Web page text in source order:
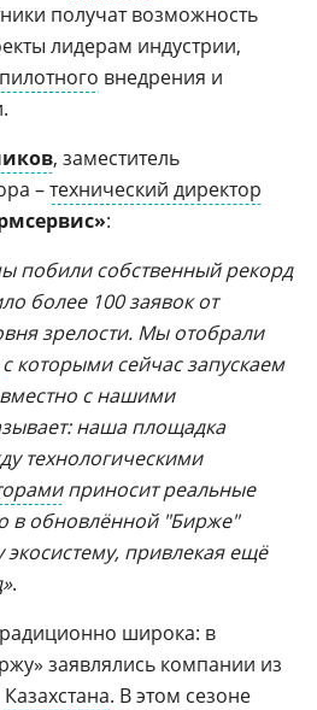
получат возможность
лидерам индустрии,
пилотного внедрения и
, заместитель
–технический директор
:
побили собственный рекорд
более 100 заявок от
зрелости. Мы отобрали
которыми сейчас запускаем
с нашими
наша площадка
технологическими
приносит реальные
в обновлённой "Бирже"
привлекая ещё
.
широка: в
заявлялись компании из
Казахстана. В этом сезоне